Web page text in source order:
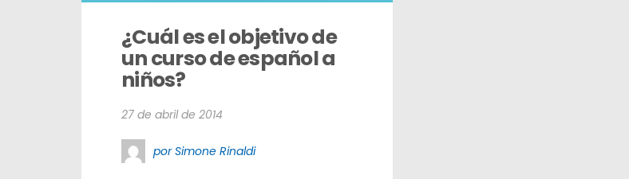
¿Cuál es el objetivo de
un curso de español a
niños?
27 de abril de 2014
por Simone Rinaldi